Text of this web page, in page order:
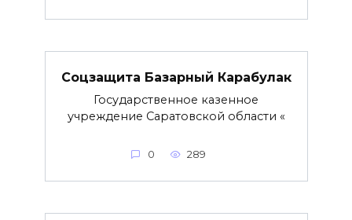
Соцзащита Базарный Карабулак
Государственное казенное
учреждение Саратовской области «
0 289